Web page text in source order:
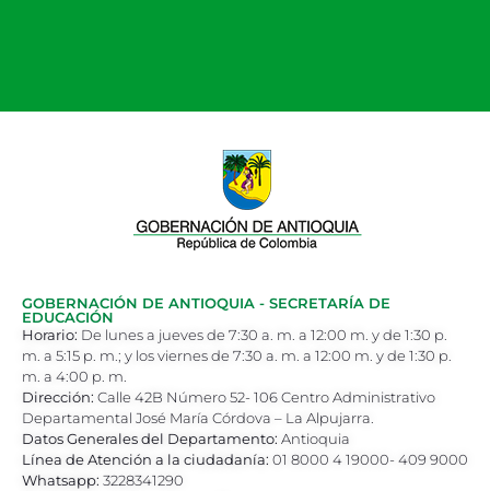
GOBERNACIÓN DE ANTIOQUIA - SECRETARÍA DE
EDUCACIÓN
Horario: De lunes a jueves de 7:30 a. m. a 12:00 m. y de 1:30 p.
m. a 5:15 p. m.; y los viernes de 7:30 a. m. a 12:00 m. y de 1:30 p.
m. a 4:00 p. m.
Dirección: Calle 42B Número 52- 106 Centro Administrativo
Departamental José María Córdova – La Alpujarra.
Datos Generales del Departamento: Antioquia
Línea de Atención a la ciudadanía: 01 8000 4 19000- 409 9000
Whatsapp: 3228341290